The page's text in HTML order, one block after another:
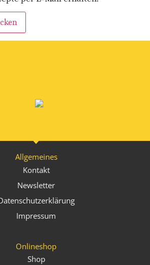
Allgemeines
Kontakt
Newsletter
Impressum
Onlineshop
Shop